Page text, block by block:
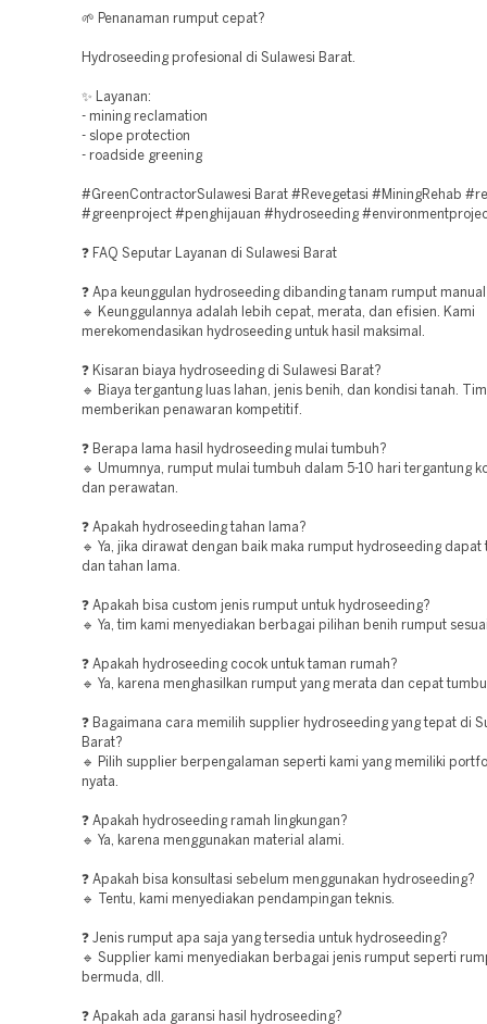
🌱 Penanaman rumput cepat?
Hydroseeding profesional di Sulawesi Barat.
✨ Layanan:
- mining reclamation
- slope protection
- roadside greening
#GreenContractorSulawesi Barat #Revegetasi #MiningRehab
#greenproject #penghijauan #hydroseeding
❓ FAQ Seputar Layanan di Sulawesi Barat
❓ Apa keunggulan hydroseeding dibanding tanam rumput
🔹 Keunggulannya adalah lebih cepat, merata, dan efisien. Kami
merekomendasikan hydroseeding untuk hasil maksimal.
❓ Kisaran biaya hydroseeding di Sulawesi Barat?
🔹 Biaya tergantung luas lahan, jenis benih, dan kondisi tanah.
memberikan penawaran kompetitif.
❓ Berapa lama hasil hydroseeding mulai tumbuh?
🔹 Umumnya, rumput mulai tumbuh dalam 5-10 hari tergantung
dan perawatan.
❓ Apakah hydroseeding tahan lama?
🔹 Ya, jika dirawat dengan baik maka rumput hydroseeding dapat
dan tahan lama.
❓ Apakah bisa custom jenis rumput untuk hydroseeding?
🔹 Ya, tim kami menyediakan berbagai pilihan benih rumput
❓ Apakah hydroseeding cocok untuk taman rumah?
🔹 Ya, karena menghasilkan rumput yang merata dan cepat
❓ Bagaimana cara memilih supplier hydroseeding yang tepat di
Barat?
🔹 Pilih supplier berpengalaman seperti kami yang memiliki
nyata.
❓ Apakah hydroseeding ramah lingkungan?
🔹 Ya, karena menggunakan material alami.
❓ Apakah bisa konsultasi sebelum menggunakan hydroseeding?
🔹 Tentu, kami menyediakan pendampingan teknis.
❓ Jenis rumput apa saja yang tersedia untuk hydroseeding?
🔹 Supplier kami menyediakan berbagai jenis rumput seperti
bermuda, dll.
❓ Apakah ada garansi hasil hydroseeding?